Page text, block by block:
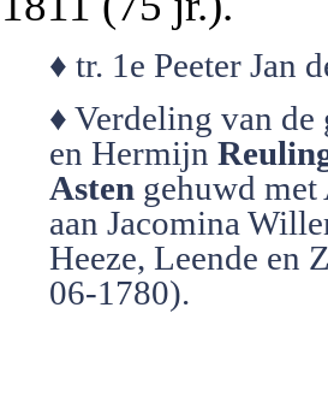
♦ tr. 1e Peeter Jan
♦ Verdeling van
en Hermijn
Asten gehuwd
aan Jacomina
Heeze, Leende en
06-1780).